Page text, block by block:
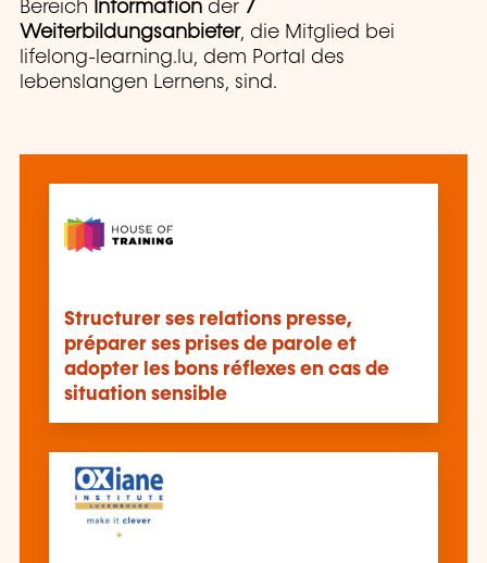
Bereich
Information der 7
Weiterbildungsanbieter, die Mitglied bei
lifelong-learning.lu, dem Portal des
lebenslangen Lernens, sind.
Structurer ses relations presse,
préparer ses prises de parole et
adopter les bons réflexes en cas de
situation sensible